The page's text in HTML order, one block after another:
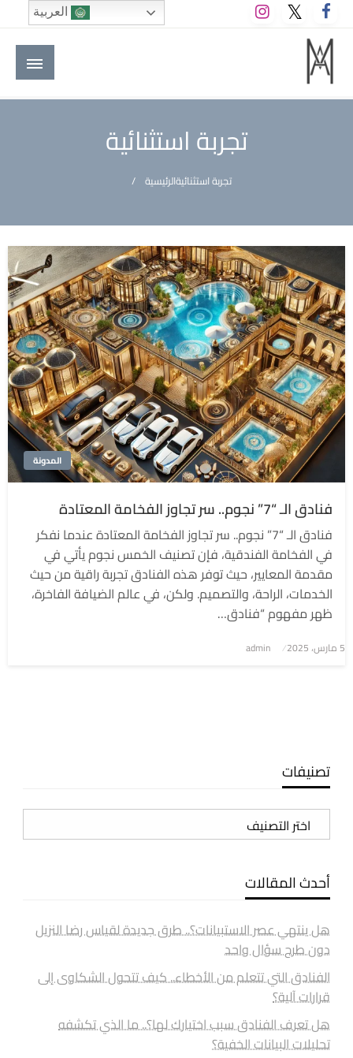
التخطي
إلى
المحتوى
M A hotels | إم ايه هوتيلز
الموقع الأول للعاملين في الفنادق في العالم العربي
تجربة استثنائية
الرئيسيةتجربة استثنائية
المدونة
فنادق الـ “7” نجوم.. سر تجاوز الفخامة المعتادة
فنادق الـ “7” نجوم.. سر تجاوز الفخامة المعتادة عندما نفكر
في الفخامة الفندقية، فإن تصنيف الخمس نجوم يأتي في
مقدمة المعايير، حيث توفر هذه الفنادق تجربة راقية من حيث
الخدمات، الراحة، والتصميم. ولكن، في عالم الضيافة الفاخرة،
ظهر مفهوم “فنادق…
نُشر
5 مارس، 2025 admin
تصنيفات
تصنيفات
أحدث المقالات
هل ينتهي عصر الاستبيانات؟.. طرق جديدة لقياس رضا النزيل
دون طرح سؤال واحد
الفنادق التي تتعلم من الأخطاء.. كيف تتحول الشكاوى إلى
قرارات آلية؟
هل تعرف الفنادق سبب اختيارك لها؟.. ما الذي تكشفه
تحليلات البيانات الخفية؟
العربية